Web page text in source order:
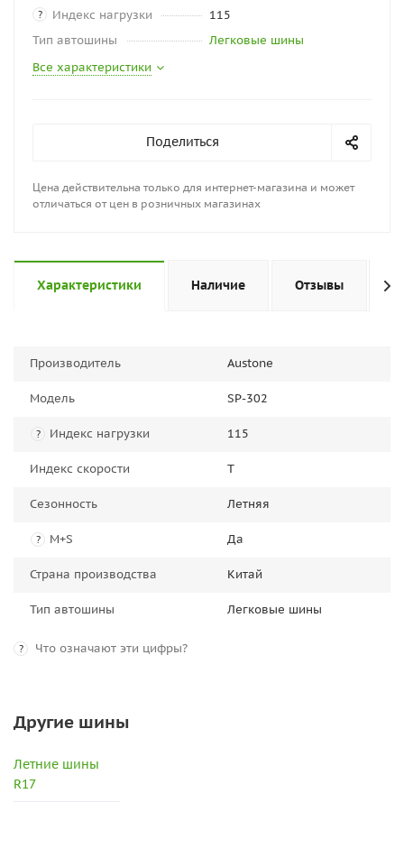
? Индекс нагрузки
115
Тип автошины
Легковые шины
Все характеристики
Поделиться
Цена действительна только для интернет-магазина и может
отличаться от цен в розничных магазинах
Характеристики Наличие Отзывы
Производитель Austone
Модель SP-302
? Индекс нагрузки 115
Индекс скорости T
Сезонность Летняя
? M+S Да
Страна производства Китай
Тип автошины Легковые шины
? Что означают эти цифры?
Другие шины
Летние шины
R17